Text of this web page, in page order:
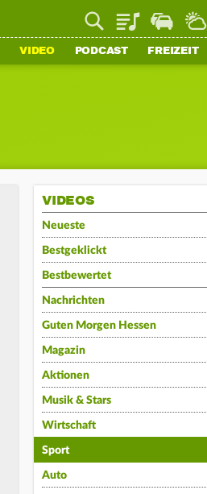
PlaylistStaupilot
VIDEO PODCAST FREIZEIT
VIDEOS
Neueste
Bestgeklickt
Bestbewertet
Nachrichten
Guten Morgen Hessen
Magazin
Aktionen
Musik & Stars
Wirtschaft
Sport
Auto